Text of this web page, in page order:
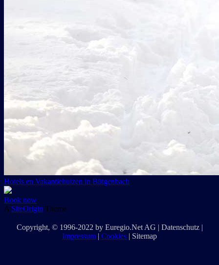
Hotels en Vakantiehuizen in Bütgenbach
Book now
A SiteOrigin Theme
Copyright, © 1996-2022 by Euregio.Net AG | Datenschutz|
Impressum | Cookies | Sitemap